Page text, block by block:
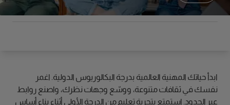
ابدأ حياتك المهنية العالمية بدرجة البكالوريوس الدولية. اغمر
نفسك في ثقافات متنوعة، ووسّع وجهات نظرك، واصنع روابط
عبر الحدود. استمتع بتجربة تعليم من الدرجة الأولى أثناء بناء أساس